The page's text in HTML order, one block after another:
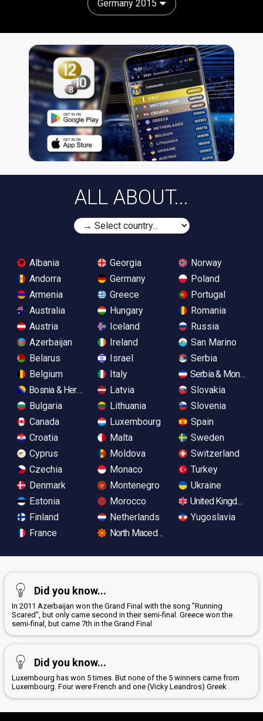
Germany 2015
ALL ABOUT...
Albania
Andorra
Armenia
Australia
Austria
Azerbaijan
Belarus
Belgium
Bosnia & Herzegovina
Bulgaria
Canada
Croatia
Cyprus
Czechia
Denmark
Estonia
Finland
France
Georgia
Germany
Greece
Hungary
Iceland
Ireland
Israel
Italy
Latvia
Lithuania
Luxembourg
Malta
Moldova
Monaco
Montenegro
Morocco
Netherlands
North Macedonia
Norway
Poland
Portugal
Romania
Russia
San Marino
Serbia
Serbia &
Slovakia
Slovenia
Spain
Sweden
Switzerland
Turkey
Ukraine
United Kingdom
Yugoslavia
Did you know...
In 2011 Azerbaijan won the Grand Final with the song "Running
Scared", but only came second in their semi-final. Greece won the
semi-final, but came 7th in the Grand Final
Did you know...
Luxembourg has won 5 times. But none of the 5 winners came from
Luxembourg. Four were French and one (Vicky Leandros) Greek